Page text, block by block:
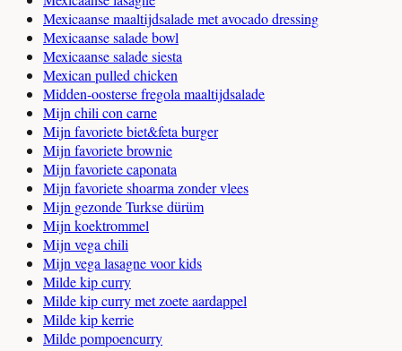
Mexicaanse maaltijdsalade met avocado dressing
Mexicaanse salade bowl
Mexicaanse salade siesta
Mexican pulled chicken
Midden-oosterse fregola maaltijdsalade
Mijn chili con carne
Mijn favoriete biet&feta burger
Mijn favoriete brownie
Mijn favoriete caponata
Mijn favoriete shoarma zonder vlees
Mijn gezonde Turkse dürüm
Mijn koektrommel
Mijn vega chili
Mijn vega lasagne voor kids
Milde kip curry
Milde kip curry met zoete aardappel
Milde kip kerrie
Milde pompoencurry